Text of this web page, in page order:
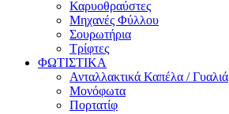
Καρυοθραύστες
Μηχανές Φύλλου
Σουρωτήρια
Τρίφτες
ΦΩΤΙΣΤΙΚΑ
Ανταλλακτικά Καπέλα / Γυαλιά
Μονόφωτα
Πορτατίφ